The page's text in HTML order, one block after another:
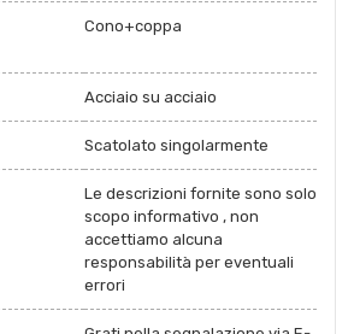
Cono+coppa
Acciaio su acciaio
Scatolato singolarmente
Le descrizioni fornite sono solo
scopo informativo , non
accettiamo alcuna
responsabilità per eventuali
errori